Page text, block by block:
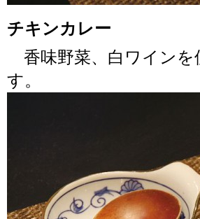
チキンカレー
香味野菜、白ワインを
す。